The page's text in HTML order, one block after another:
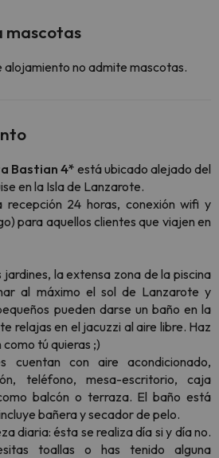
mascotas
alojamiento no admite mascotas.
Bastian 4*está ubicado alejado del
en la Isla de Lanzarote.
recepción 24 horas, conexión wifi y
para aquellos clientes que viajen en
la extensa zona de la piscina
al máximo el sol de Lanzarote y
pueden darse un baño en la
relajas en el jacuzzi al aire libre. Haz
tú quieras ;)
cuentan con aire acondicionado,
teléfono, mesa-escritorio, caja
balcón o terraza. El baño está
bañera y secador de pelo.
diaria: ésta se realiza día si y día no.
toallas o has tenido alguna